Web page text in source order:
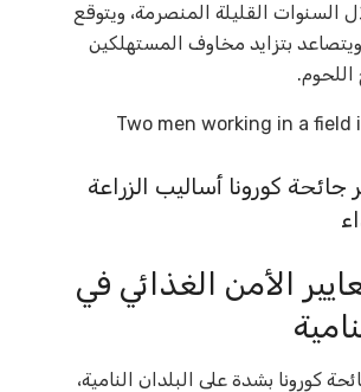
السنوات القليلة المنصرمة، ويتوقع
بتزايد مخاوف المستهلكين
كورونا أساليب الزراعة
الأمن الغذائي في
كورونا بشدة على البلدان النامية،